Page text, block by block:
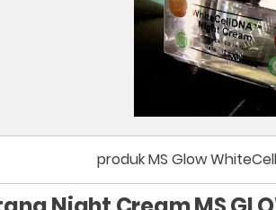
produk MS Glow